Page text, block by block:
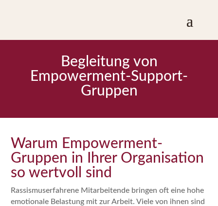
Begleitung von
Empowerment-Support-
Gruppen
Warum Empowerment-
Gruppen in Ihrer Organisation
so wertvoll sind
Rassismuserfahrene Mitarbeitende bringen oft eine hohe
emotionale Belastung mit zur Arbeit. Viele von ihnen sind